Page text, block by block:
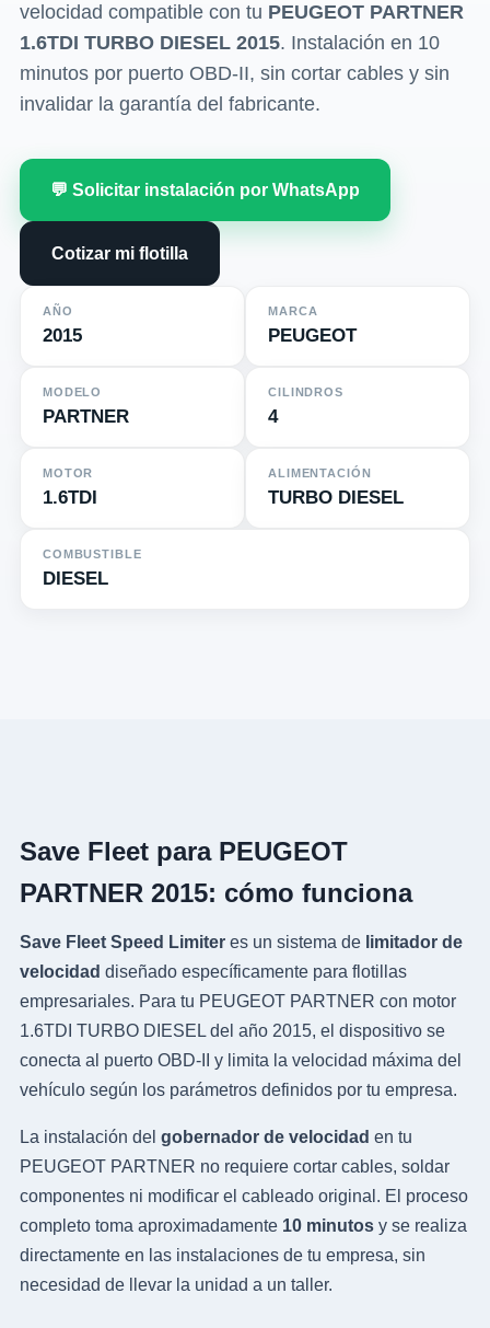
velocidad compatible con tu PEUGEOT PARTNER
1.6TDI TURBO DIESEL 2015. Instalación en 10
minutos por puerto OBD-II, sin cortar cables y sin
invalidar la garantía del fabricante.
💬 Solicitar instalación por WhatsApp
Cotizar mi flotilla
AÑO
2015
MARCA
PEUGEOT
MODELO
PARTNER
CILINDROS
4
MOTOR
1.6TDI
ALIMENTACIÓN
TURBO DIESEL
COMBUSTIBLE
DIESEL
Save Fleet para PEUGEOT
PARTNER 2015: cómo funciona
Save Fleet Speed Limiteres un sistema de limitador de
velocidad diseñado específicamente para flotillas
empresariales. Para tu PEUGEOT PARTNER con motor
1.6TDI TURBO DIESEL del año 2015, el dispositivo se
conecta al puerto OBD-II y limita la velocidad máxima del
vehículo según los parámetros definidos por tu empresa.
La instalación del gobernador de velocidad en tu
PEUGEOT PARTNER no requiere cortar cables, soldar
componentes ni modificar el cableado original. El proceso
completo toma aproximadamente 10 minutosy se realiza
directamente en las instalaciones de tu empresa, sin
necesidad de llevar la unidad a un taller.